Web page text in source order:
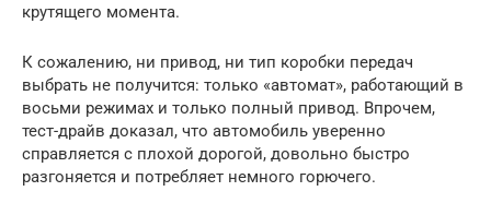
крутящего момента.
К сожалению, ни привод, ни тип коробки передач
выбрать не получится: только «автомат», работающий в
восьми режимах и только полный привод. Впрочем,
тест-драйв доказал, что автомобиль уверенно
справляется с плохой дорогой, довольно быстро
разгоняется и потребляет немного горючего.